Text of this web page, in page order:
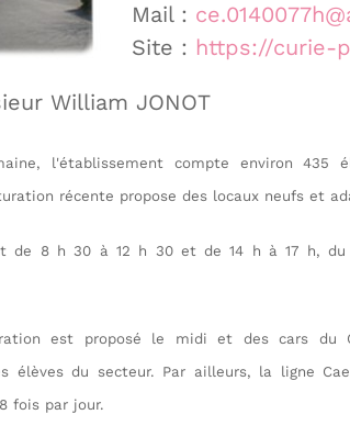
Mail :
Site : https://curie-
William JONOT
l'établissement compte environ
récente propose des locaux neufs et
de 8 h 30 à 12 h 30 et de 14 h à 17 h,
est proposé le midi et des cars du
élèves du secteur. Par ailleurs, la ligne
fois par jour.